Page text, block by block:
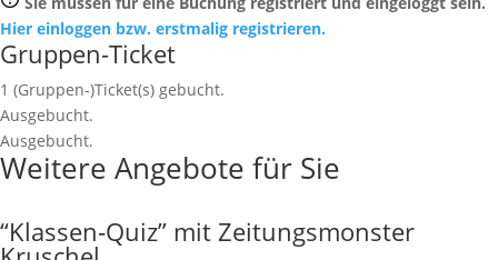
Hier einloggen bzw. erstmalig registrieren.
Gruppen-Ticket
1 (Gruppen-)Ticket(s) gebucht.
Ausgebucht.
Ausgebucht.
Weitere Angebote für Sie
“Klassen‐Quiz” mit Zeitungsmonster